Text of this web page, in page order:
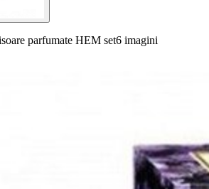
parfumate HEM set6 imagini